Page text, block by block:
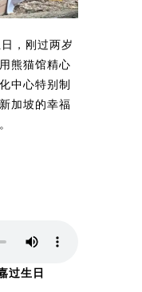
，刚过两岁
熊猫馆精心
中心特别制
加坡的幸福
过生日